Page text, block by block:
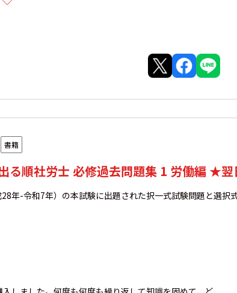
書籍
る順社労士 必修過去問題集 1 労働編 ★
年-令和7年）の本試験に出題された択一式試験問題と選択